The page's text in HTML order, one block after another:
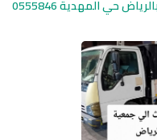
دينا تخاذ اثاث الى جمعية خيرية بالرياض حي المهدية 0555846